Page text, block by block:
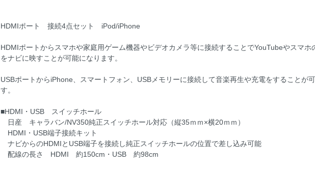
HDMIポート 接続4点セット iPod/iPhone
HDMIポートからスマホや家庭用ゲーム機器やビデオカメラ等に接続することでYouTubeやスマホ
をナビに映すことが可能になります。
USBポートからiPhone、スマートフォン、USBメモリーに接続して音楽再生や充電をすることが
す。
■HDMI・USB スイッチホール
日産 キャラバン/NV350純正スイッチホール対応（縦35ｍｍ×横20ｍｍ）
HDMI・USB端子接続キット
ナビからのHDMIとUSB端子を接続し純正スイッチホールの位置で差し込み可能
配線の長さ HDMI 約150cm・USB 約98cm